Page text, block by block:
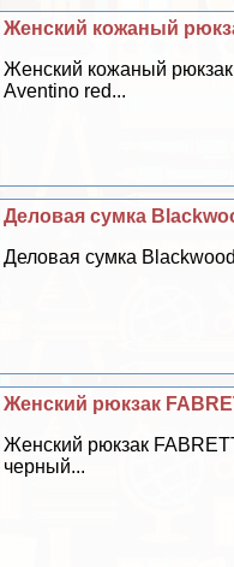
Женский кожаный
Женский кожаный
Aventino red...
Деловая сумка
Деловая сумка
Женский рюкзак
Женский рюкзак
черный...